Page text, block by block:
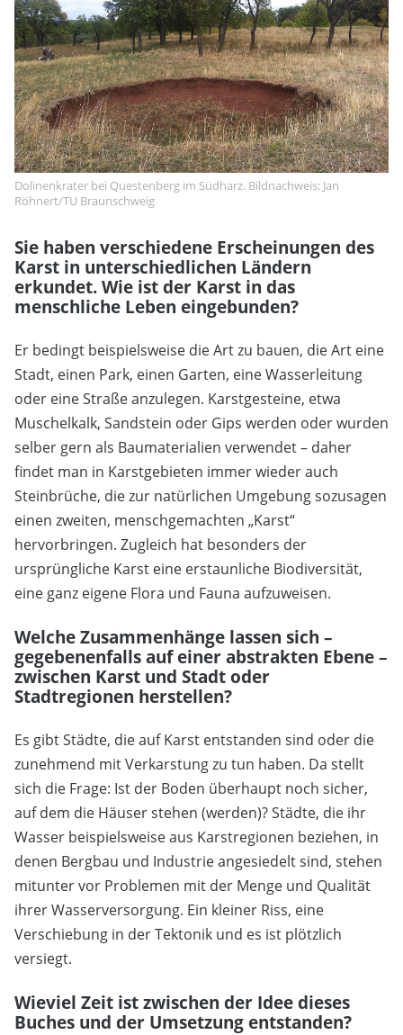
Dolinenkrater bei Questenberg im Südharz. Bildnachweis: Jan
Röhnert/TU Braunschweig
Sie haben verschiedene Erscheinungen des
Karst in unterschiedlichen Ländern
erkundet. Wie ist der Karst in das
menschliche Leben eingebunden?
Er bedingt beispielsweise die Art zu bauen, die Art eine
Stadt, einen Park, einen Garten, eine Wasserleitung
oder eine Straße anzulegen. Karstgesteine, etwa
Muschelkalk, Sandstein oder Gips werden oder wurden
selber gern als Baumaterialien verwendet – daher
findet man in Karstgebieten immer wieder auch
Steinbrüche, die zur natürlichen Umgebung sozusagen
einen zweiten, menschgemachten „Karst“
hervorbringen. Zugleich hat besonders der
ursprüngliche Karst eine erstaunliche Biodiversität,
eine ganz eigene Flora und Fauna aufzuweisen.
Welche Zusammenhänge lassen sich –
gegebenenfalls auf einer abstrakten Ebene –
zwischen Karst und Stadt oder
Stadtregionen herstellen?
Es gibt Städte, die auf Karst entstanden sind oder die
zunehmend mit Verkarstung zu tun haben. Da stellt
sich die Frage: Ist der Boden überhaupt noch sicher,
auf dem die Häuser stehen (werden)? Städte, die ihr
Wasser beispielsweise aus Karstregionen beziehen, in
denen Bergbau und Industrie angesiedelt sind, stehen
mitunter vor Problemen mit der Menge und Qualität
ihrer Wasserversorgung. Ein kleiner Riss, eine
Verschiebung in der Tektonik und es ist plötzlich
versiegt.
Wieviel Zeit ist zwischen der Idee dieses
Buches und der Umsetzung entstanden?